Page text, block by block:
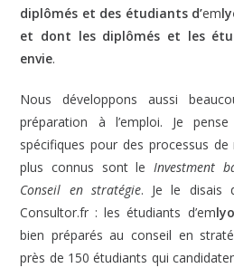
diplômés et des étudiants d’em
et dont les diplômés et les
envie.
Nous développons aussi
préparation à l’emploi. Je
spécifiques pour des processus
plus connus sont leInvestment
Conseil en stratégie. Je le disais
Consultor.fr : les étudiants d’em
bien préparés au conseil en
près de 150 étudiants qui